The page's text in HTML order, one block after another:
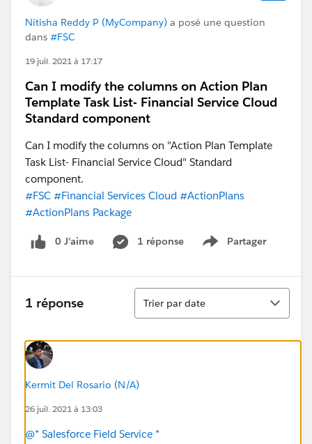
Nitisha Reddy P (MyCompany) a posé une question
dans #FSC
19 juil. 2021 à 17:17
Can I modify the columns on Action Plan
Template Task List- Financial Service Cloud
Standard component
Can I modify the columns on "Action Plan Template
Task List- Financial Service Cloud" Standard
component.
#FSC #Financial Services Cloud #ActionPlans
#ActionPlans Package
0 J’aime 1 réponse Partager
Show menu
1 réponse
Tri
Trier par date
Kermit Del Rosario (N/A)
26 juil. 2021 à 13:03
@* Salesforce Field Service *